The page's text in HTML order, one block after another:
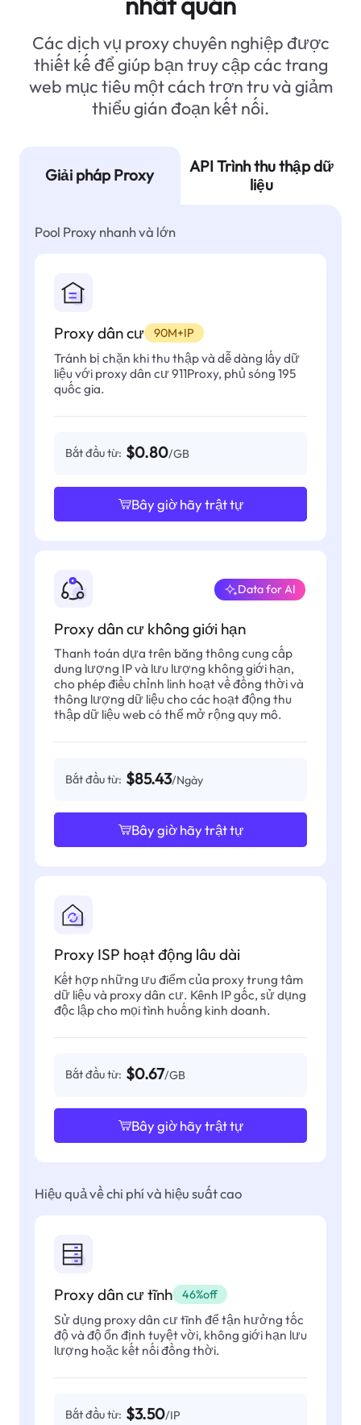
Các dịch vụ proxy chuyên nghiệp được
thiết kế để giúp bạn truy cập các trang
web mục tiêu một cách trơn tru và giảm
thiểu gián đoạn kết nối.
Giải pháp Proxy
API Trình thu thập dữ
liệu
Pool Proxy nhanh và lớn
Proxy dân cư 90M+IP
Tránh bị chặn khi thu thập và dễ dàng lấy dữ
liệu với proxy dân cư 911Proxy, phủ sóng 195
quốc gia.
Bắt đầu từ: $0.80/GB
Bây giờ hãy trật tự
Proxy dân cư không giới hạn
Data for AI
Thanh toán dựa trên băng thông cung cấp
dung lượng IP và lưu lượng không giới hạn,
cho phép điều chỉnh linh hoạt về đồng thời và
thông lượng dữ liệu cho các hoạt động thu
thập dữ liệu web có thể mở rộng quy mô.
Bắt đầu từ: $85.43/Ngày
Bây giờ hãy trật tự
Proxy ISP hoạt động lâu dài
Kết hợp những ưu điểm của proxy trung tâm
dữ liệu và proxy dân cư. Kênh IP gốc, sử dụng
độc lập cho mọi tình huống kinh doanh.
Bắt đầu từ: $0.67/GB
Bây giờ hãy trật tự
Hiệu quả về chi phí và hiệu suất cao
Proxy dân cư tĩnh 46%off
Sử dụng proxy dân cư tĩnh để tận hưởng tốc
độ và độ ổn định tuyệt vời, không giới hạn lưu
lượng hoặc kết nối đồng thời.
Bắt đầu từ: $3.50/IP